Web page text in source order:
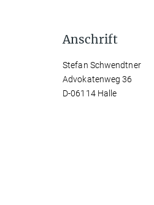
Anschrift
Stefan Schwendtner
Advokatenweg 36
D-06114 Halle